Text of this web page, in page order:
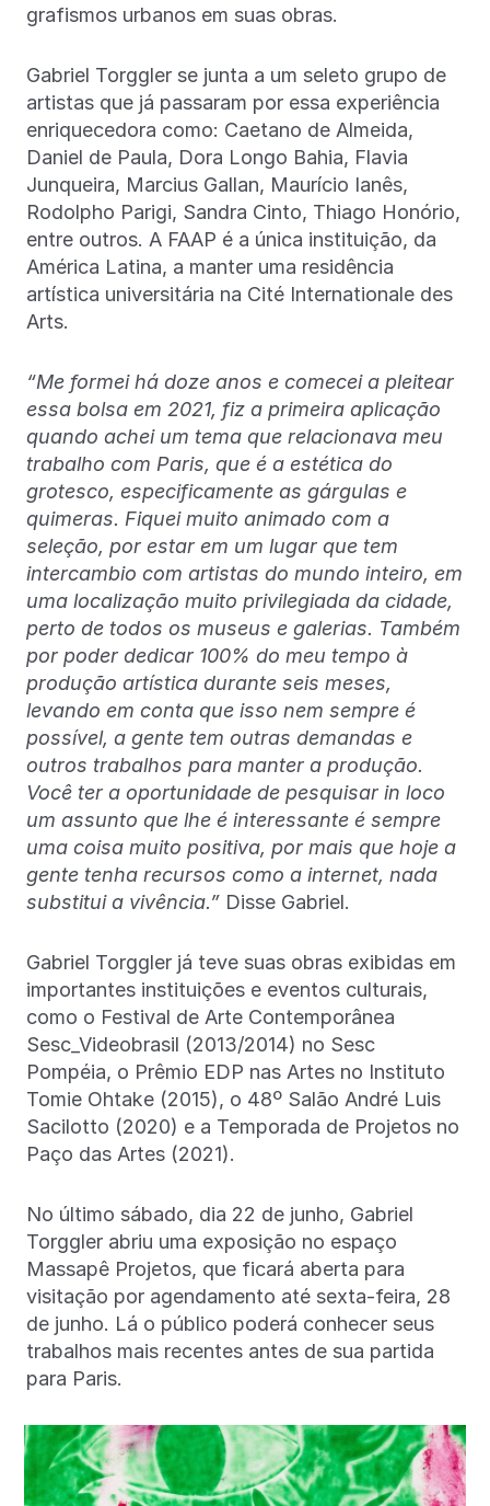
grafismos urbanos em suas obras.
Gabriel Torggler se junta a um seleto grupo de
artistas que já passaram por essa experiência
enriquecedora como: Caetano de Almeida,
Daniel de Paula, Dora Longo Bahia, Flavia
Junqueira, Marcius Gallan, Maurício Ianês,
Rodolpho Parigi, Sandra Cinto, Thiago Honório,
entre outros. A FAAP é a única instituição, da
América Latina, a manter uma residência
artística universitária na Cité Internationale des
Arts.
“Me formei há doze anos e comecei a pleitear
essa bolsa em 2021, fiz a primeira aplicação
quando achei um tema que relacionava meu
trabalho com Paris, que é a estética do
grotesco, especificamente as gárgulas e
quimeras. Fiquei muito animado com a
seleção, por estar em um lugar que tem
intercambio com artistas do mundo inteiro, em
uma localização muito privilegiada da cidade,
perto de todos os museus e galerias. Também
por poder dedicar 100% do meu tempo à
produção artística durante seis meses,
levando em conta que isso nem sempre é
possível, a gente tem outras demandas e
outros trabalhos para manter a produção.
Você ter a oportunidade de pesquisar in loco
um assunto que lhe é interessante é sempre
uma coisa muito positiva, por mais que hoje a
gente tenha recursos como a internet, nada
substitui a vivência.” Disse Gabriel.
Gabriel Torggler já teve suas obras exibidas em
importantes instituições e eventos culturais,
como o Festival de Arte Contemporânea
Sesc_Videobrasil (2013/2014) no Sesc
Pompéia, o Prêmio EDP nas Artes no Instituto
Tomie Ohtake (2015), o 48º Salão André Luis
Sacilotto (2020) e a Temporada de Projetos no
Paço das Artes (2021).
No último sábado, dia 22 de junho, Gabriel
Torggler abriu uma exposição no espaço
Massapê Projetos, que ficará aberta para
visitação por agendamento até sexta-feira, 28
de junho. Lá o público poderá conhecer seus
trabalhos mais recentes antes de sua partida
para Paris.